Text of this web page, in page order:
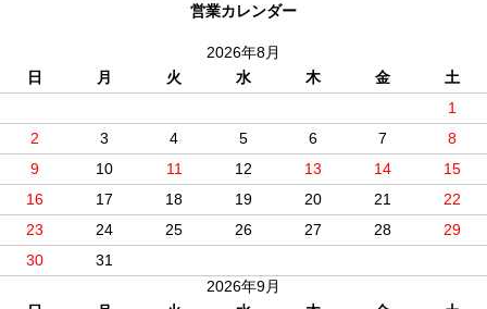
営業カレンダー
2026年8月
日
月 火 水 木 金
土
1
2
3 4 5 6 7
8
9
10 11 12 13 14
15
16
17 18 19 20 21
22
23
24 25 26 27 28
29
30
31
2026年9月